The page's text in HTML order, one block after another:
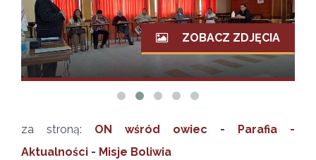
ZOBACZ ZDJĘCIA
za stroną: ON wśród owiec - Parafia -
Aktualności - Misje Boliwia